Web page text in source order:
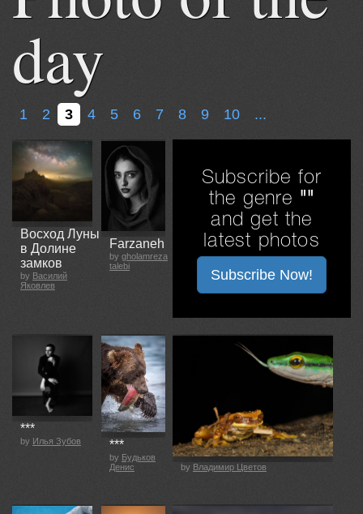
day
1 2 3 4 5 6 7 8 9 10 ...
Восход Луны
в Долине
замков
by Василий
Яковлев
Farzaneh
by gholamreza
talebi
Subscribe for
the genre ""
and get the
latest photos
Subscribe Now!
***
by Илья Зубов ***
by Будьков
Денис
by Владимир Цветов